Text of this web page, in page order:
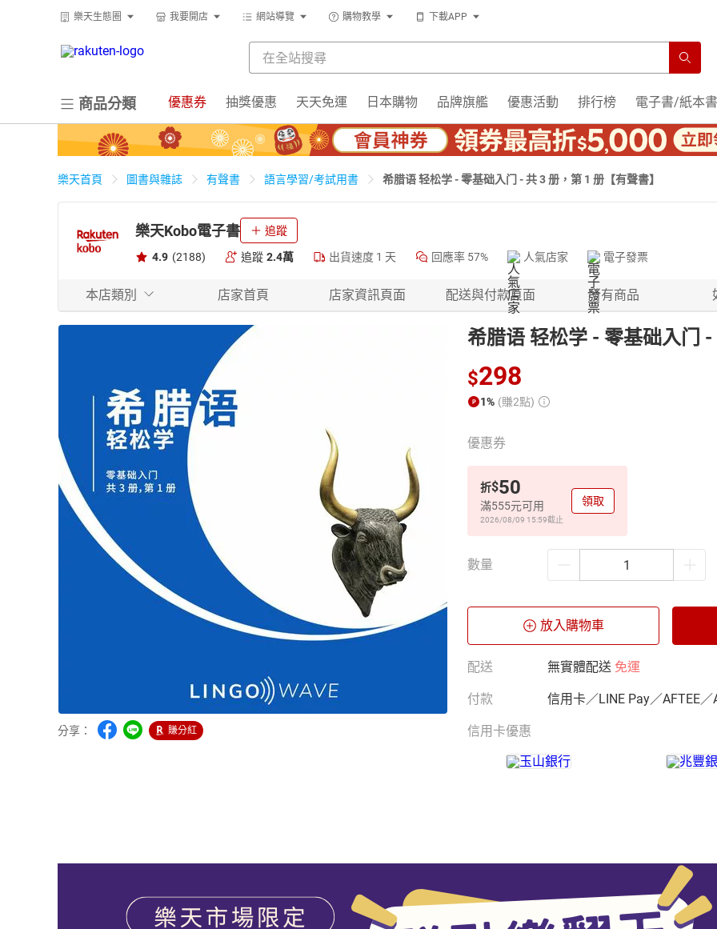
樂天生態圈 我要開店 網站導覽 購物教學 下載APP
商品分類 優惠券 抽獎優惠 天天免運 日本購物 品牌旗艦 優惠活動 排行榜 電子書/紙本書
樂天首頁 圖書與雜誌 有聲書 語言學習/考試用書 希腊语 轻松学 - 零基础入门 - 共 3 册，第 1 册【有聲書】
樂天Kobo電子書 追蹤
4.9 (2188) 追蹤 2.4萬 出貨速度 1 天 回應率 57% 人氣店家 電子發票
本店類別 店家首頁 店家資訊頁面 配送與付款頁面 所有商品
分享： 賺分紅
希腊语 轻松学 - 零基础入门
$298
1% (賺2點)
優惠券
折$50
滿555元可用
2026/08/09 15:59截止
領取
數量
放入購物車
配送 無實體配送 免運
付款 信用卡／LINE Pay／AFTEE／
信用卡優惠